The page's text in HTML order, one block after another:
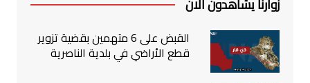
القبض على 6 متهمين بقضية تزوير
قطع الأراضي في بلدية الناصرية